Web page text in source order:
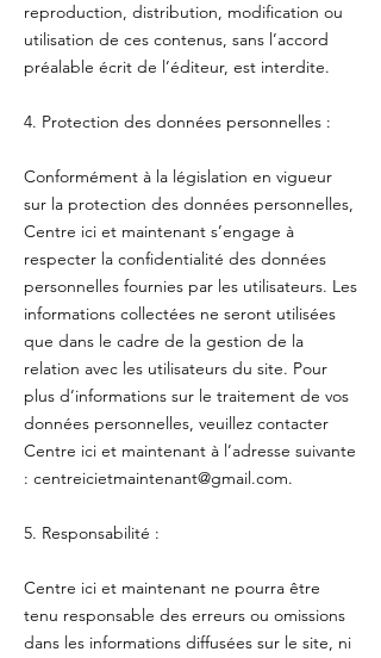
reproduction, distribution, modification ou
utilisation de ces contenus, sans l’accord
préalable écrit de l’éditeur, est interdite.
4. Protection des données personnelles :
Conformément à la législation en vigueur
sur la protection des données personnelles,
Centre ici et maintenant s’engage à
respecter la confidentialité des données
personnelles fournies par les utilisateurs. Les
informations collectées ne seront utilisées
que dans le cadre de la gestion de la
relation avec les utilisateurs du site. Pour
plus d’informations sur le traitement de vos
données personnelles, veuillez contacter
Centre ici et maintenant à l’adresse suivante
: centreicietmaintenant@gmail.com.
5. Responsabilité :
Centre ici et maintenant ne pourra être
tenu responsable des erreurs ou omissions
dans les informations diffusées sur le site, ni